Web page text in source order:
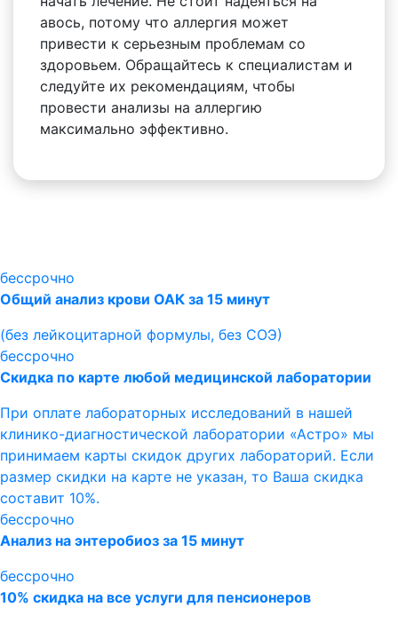
авось, потому что аллергия может
привести к серьезным проблемам со
здоровьем. Обращайтесь к специалистам и
следуйте их рекомендациям, чтобы
провести анализы на аллергию
максимально эффективно.
бессрочно
Общий анализ крови ОАК за 15 минут
(без лейкоцитарной формулы, без СОЭ)
бессрочно
Скидка по карте любой медицинской лаборатории
При оплате лабораторных исследований в нашей
клинико-диагностической лаборатории «Астро» мы
принимаем карты скидок других лабораторий. Если
размер скидки на карте не указан, то Ваша скидка
составит 10%.
бессрочно
Анализ на энтеробиоз за 15 минут
бессрочно
10% скидка на все услуги для пенсионеров